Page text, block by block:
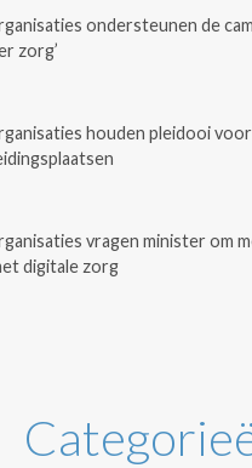
ondersteunen de
zorg’
houden pleidooi
vragen minister om
digitale zorg